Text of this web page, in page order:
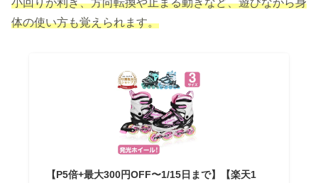
体の使い方も覚えられます。
【P5倍+最大300円OFF〜1/15日まで】【楽天1